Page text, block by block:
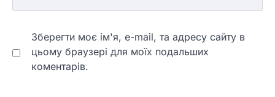
Зберегти моє ім'я, e-mail, та адресу сайту в
цьому браузері для моїх подальших
коментарів.